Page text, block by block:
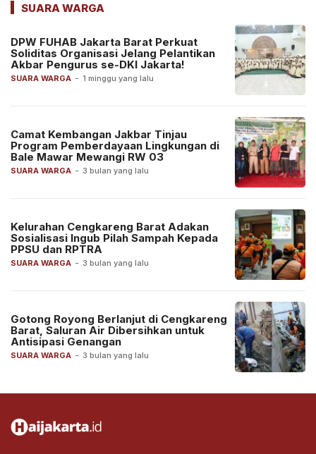
SUARA WARGA
SUARA WARGA - 1 minggu yang lalu
DPW FUHAB Jakarta Barat Perkuat
Soliditas Organisasi Jelang Pelantikan
Akbar Pengurus se-DKI Jakarta!
SUARA WARGA - 3 bulan yang lalu
Camat Kembangan Jakbar Tinjau
Program Pemberdayaan Lingkungan di
Bale Mawar Mewangi RW 03
SUARA WARGA - 3 bulan yang lalu
Kelurahan Cengkareng Barat Adakan
Sosialisasi Ingub Pilah Sampah Kepada
PPSU dan RPTRA
SUARA WARGA - 3 bulan yang lalu
Gotong Royong Berlanjut di Cengkareng
Barat, Saluran Air Dibersihkan untuk
Antisipasi Genangan